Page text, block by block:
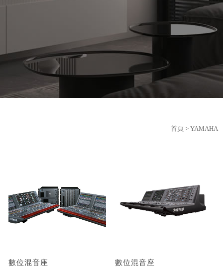
首頁 > YAMAHA
數位混音座
數位混音座